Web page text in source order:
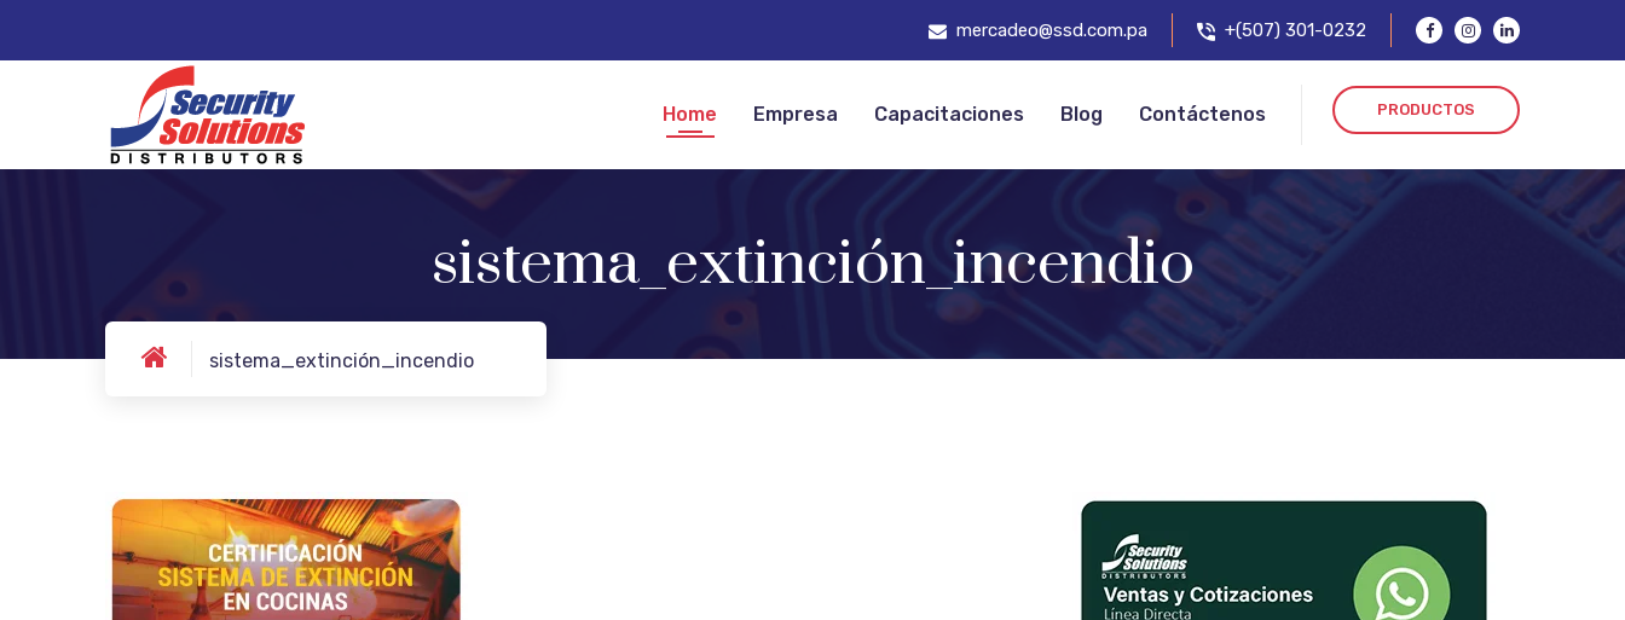
mercadeo@ssd.com.pa +(507) 301-0232
Home Empresa Capacitaciones Blog Contáctenos PRODUCTOS
sistema_extinción_incendio
sistema_extinción_incendio